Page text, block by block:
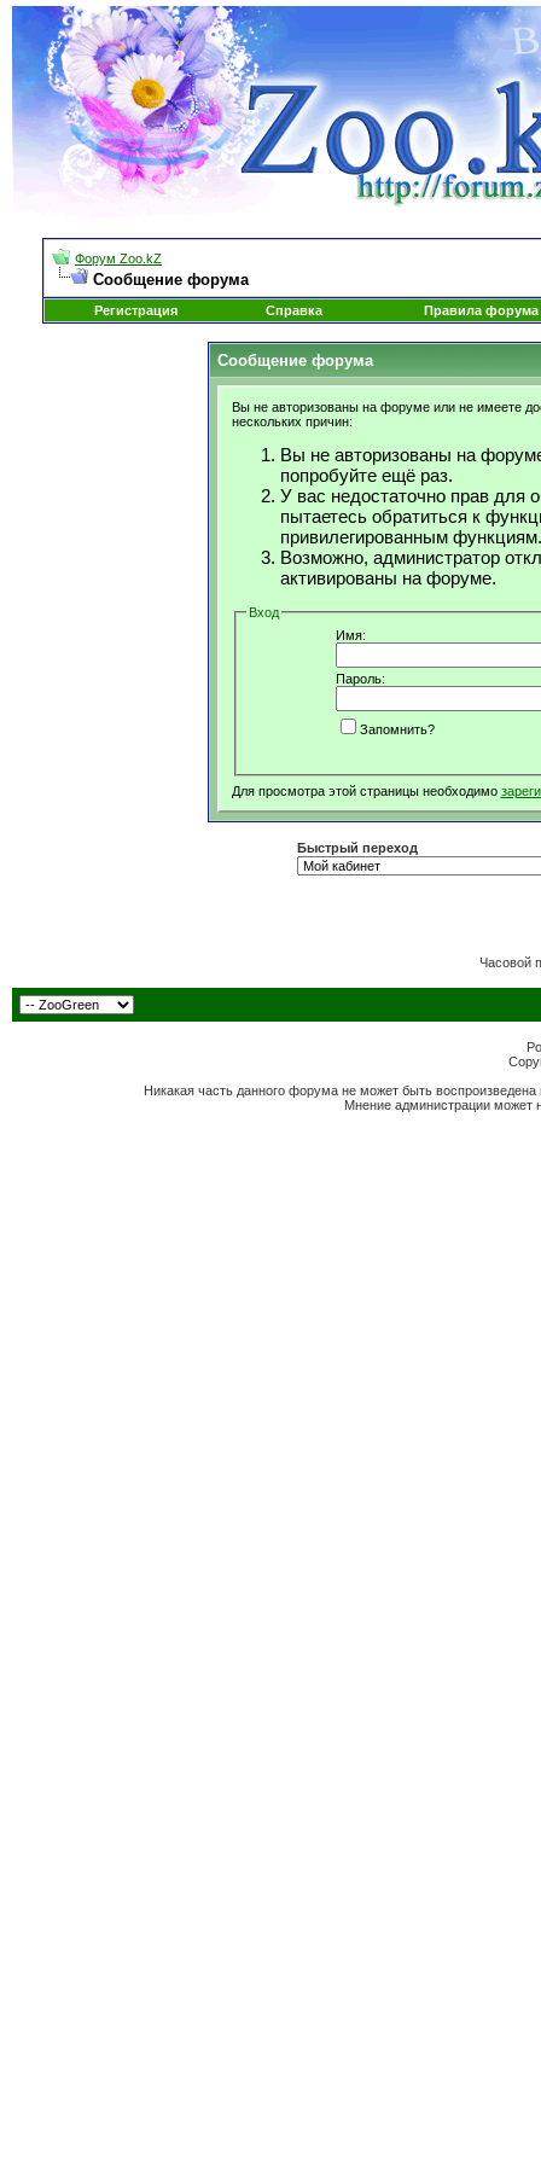
Форум Zoo.kZ
Сообщение форума
Регистрация Справка Правила форума
Сообщение форума
Вы не авторизованы на форуме или не имеете
нескольких причин:
Вы не авторизованы на
попробуйте ещё раз.
У вас недостаточно прав для
пытаетесь обратиться к
привилегированным функциям.
Возможно, администратор
активированы на форуме.
Вход
Имя:
Пароль:
Запомнить?
Для просмотра этой страницы необходимо
Быстрый переход
Часовой
Никакая часть данного форума не может быть
Мнение администрации может